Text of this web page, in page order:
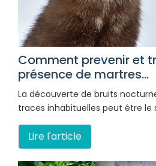
Comment prevenir et
présence de martres...
La découverte de bruits
traces inhabituelles peut être le
Lire l'article